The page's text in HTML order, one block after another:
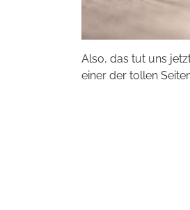
Also, das tut uns
einer der tollen